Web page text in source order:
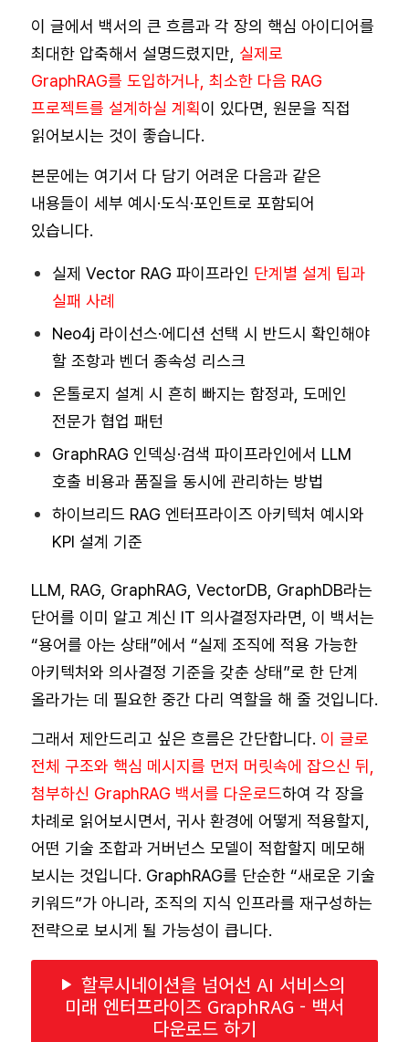
이 글에서 백서의 큰 흐름과 각 장의 핵심 아이디어를
최대한 압축해서 설명드렸지만, 실제로
GraphRAG를 도입하거나, 최소한 다음 RAG
프로젝트를 설계하실 계획이 있다면, 원문을 직접
읽어보시는 것이 좋습니다.
본문에는 여기서 다 담기 어려운 다음과 같은
내용들이 세부 예시·도식·포인트로 포함되어
있습니다.
실제 Vector RAG 파이프라인 단계별 설계 팁과
실패 사례
Neo4j 라이선스·에디션 선택 시 반드시 확인해야
할 조항과 벤더 종속성 리스크
온톨로지 설계 시 흔히 빠지는 함정과, 도메인
전문가 협업 패턴
GraphRAG 인덱싱·검색 파이프라인에서 LLM
호출 비용과 품질을 동시에 관리하는 방법
하이브리드 RAG 엔터프라이즈 아키텍처 예시와
KPI 설계 기준
LLM, RAG, GraphRAG, VectorDB, GraphDB라는
단어를 이미 알고 계신 IT 의사결정자라면, 이 백서는
“용어를 아는 상태”에서 “실제 조직에 적용 가능한
아키텍처와 의사결정 기준을 갖춘 상태”로 한 단계
올라가는 데 필요한 중간 다리 역할을 해 줄 것입니다.
그래서 제안드리고 싶은 흐름은 간단합니다. 이 글로
전체 구조와 핵심 메시지를 먼저 머릿속에 잡으신 뒤,
첨부하신 GraphRAG 백서를 다운로드하여 각 장을
차례로 읽어보시면서, 귀사 환경에 어떻게 적용할지,
어떤 기술 조합과 거버넌스 모델이 적합할지 메모해
보시는 것입니다. GraphRAG를 단순한 “새로운 기술
키워드”가 아니라, 조직의 지식 인프라를 재구성하는
전략으로 보시게 될 가능성이 큽니다.
할루시네이션을 넘어선 AI 서비스의
미래 엔터프라이즈 GraphRAG - 백서
다운로드 하기